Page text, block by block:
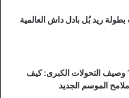
بطولة ريد بُل بادل داش العالمية
برشلونة و1xBet وصيف التحولات الكبرى: كيف
الموسم الجديد